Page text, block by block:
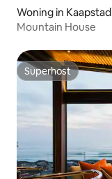
Woning in Kaapstad
Mountain House
Superhost
Superhost